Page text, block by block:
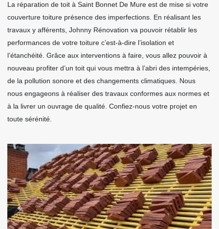
La réparation de toit à Saint Bonnet De Mure est de mise si votre
couverture toiture présence des imperfections. En réalisant les
travaux y afférents, Johnny Rénovation va pouvoir rétablir les
performances de votre toiture c’est-à-dire l’isolation et
l’étanchéité. Grâce aux interventions à faire, vous allez pouvoir à
nouveau profiter d’un toit qui vous mettra à l’abri des intempéries,
de la pollution sonore et des changements climatiques. Nous
nous engageons à réaliser des travaux conformes aux normes et
à la livrer un ouvrage de qualité. Confiez-nous votre projet en
toute sérénité.